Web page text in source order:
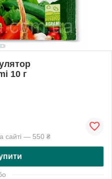
10 г
сайті — 550 ₴